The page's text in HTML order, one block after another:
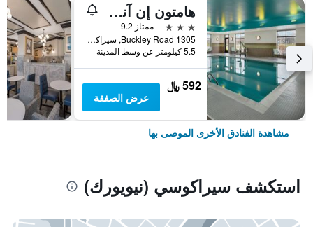
هامتون إن آند سويتس سيراكوز نورث آيربورت إريا
3 نجوم
ممتاز 9.2
1305 Buckley Road, سيراكوسي (نيويورك), NY, الولايات المتحدة الأميريكية
5.5 كيلومتر عن وسط المدينة
592 ﷼
عرض الصفقة
مشاهدة الفنادق الأخرى الموصى بها
استكشف سيراكوسي (نيويورك)